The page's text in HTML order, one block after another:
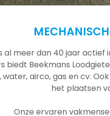
al meer dan 40 jaar
Beekmans
airco, gas en cv.
het plaatsen
Onze ervaren